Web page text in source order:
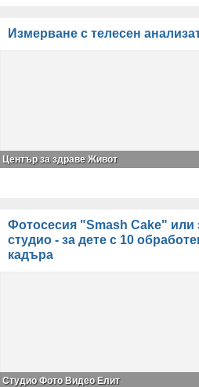
Измерване с телесен
Център за здраве Живот
Фотосесия "Smash Cake" или
студио - за дете с 10
кадъра
Студио Фото Видео Елит